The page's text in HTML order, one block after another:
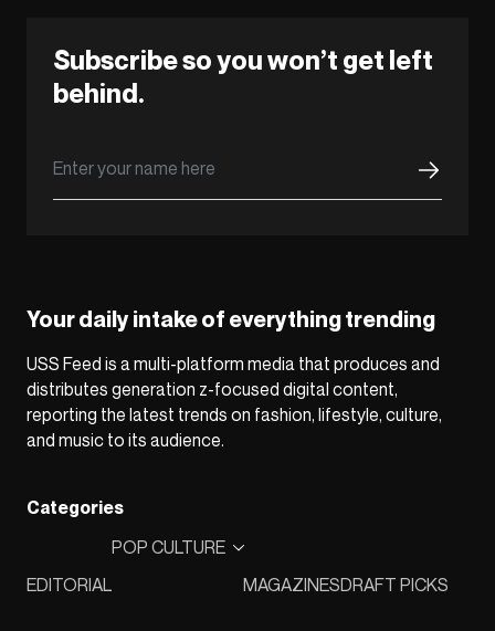
Subscribe so you won’t get left
behind.
Your daily intake of everything trending
USS Feed is a multi-platform media that produces and
distributes generation z-focused digital content,
reporting the latest trends on fashion, lifestyle, culture,
and music to its audience.
Categories
EDITORIAL
POP CULTURE
MAGAZINESDRAFT PICKS